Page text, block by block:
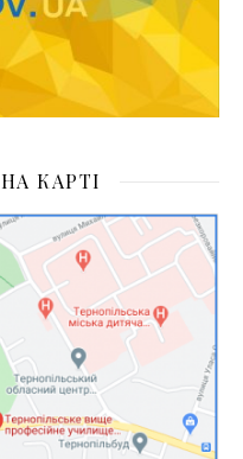
КАРТІ